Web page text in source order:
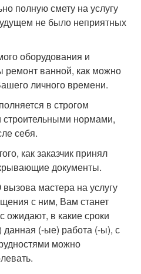
полную смету на услугу
не было неприятных
оборудования и
ремонт ванной, как можно
личного времени.
в строгом
строительными нормами,
себя.
как заказчик принял
документы.
мастера на услугу
с ним, Вам станет
ожидают, в какие сроки
(-ые) работа (-ы), с
можно